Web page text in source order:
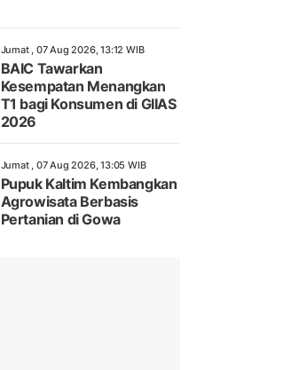
Jumat , 07 Aug 2026, 13:12 WIB
BAIC Tawarkan
Kesempatan Menangkan
T1 bagi Konsumen di GIIAS
2026
Jumat , 07 Aug 2026, 13:05 WIB
Pupuk Kaltim Kembangkan
Agrowisata Berbasis
Pertanian di Gowa